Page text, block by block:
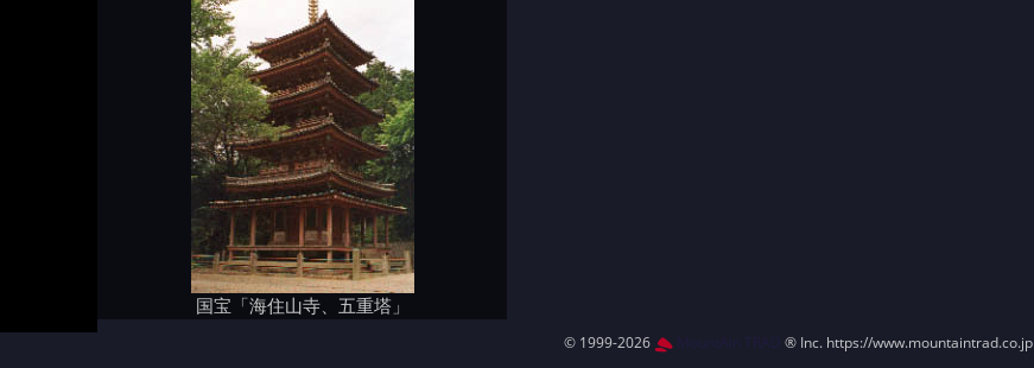
国宝「海住山寺、五重塔」
© 1999-2026 MountAin TRAD ® Inc. https://www.mountaintrad.co.jp